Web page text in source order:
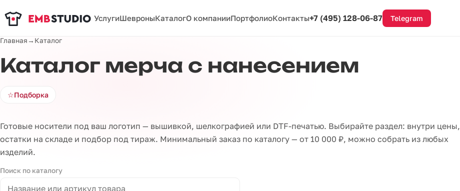
УслугиШевроныКаталогО компанииПортфолиоКонтакты+7 (495) 128-06-87 Telegram
Главная→ Каталог
Каталог мерча с нанесением
☆Подборка
Готовые носители под ваш логотип — вышивкой, шелкографией или DTF-печатью. Выбирайте раздел: внутри цены,
остатки на складе и подбор под тираж. Минимальный заказ по каталогу — от 10 000 ₽, можно собрать из любых
изделий.
Поиск по каталогу